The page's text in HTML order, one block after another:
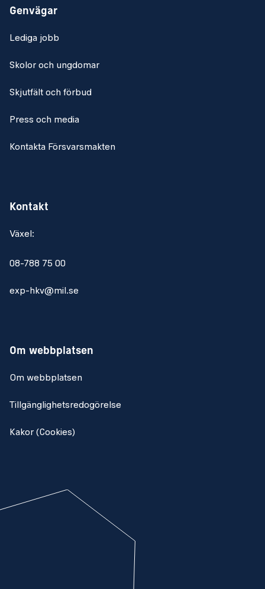
Genvägar
Lediga jobb
Skolor och ungdomar
Skjutfält och förbud
Press och media
Kontakta Försvarsmakten
Kontakt
Växel:
08-788 75 00
exp-hkv@mil.se
Om webbplatsen
Om webbplatsen
Tillgänglighetsredogörelse
Kakor (Cookies)